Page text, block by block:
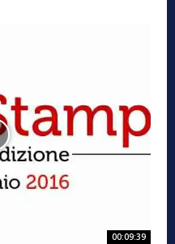
00:09:39